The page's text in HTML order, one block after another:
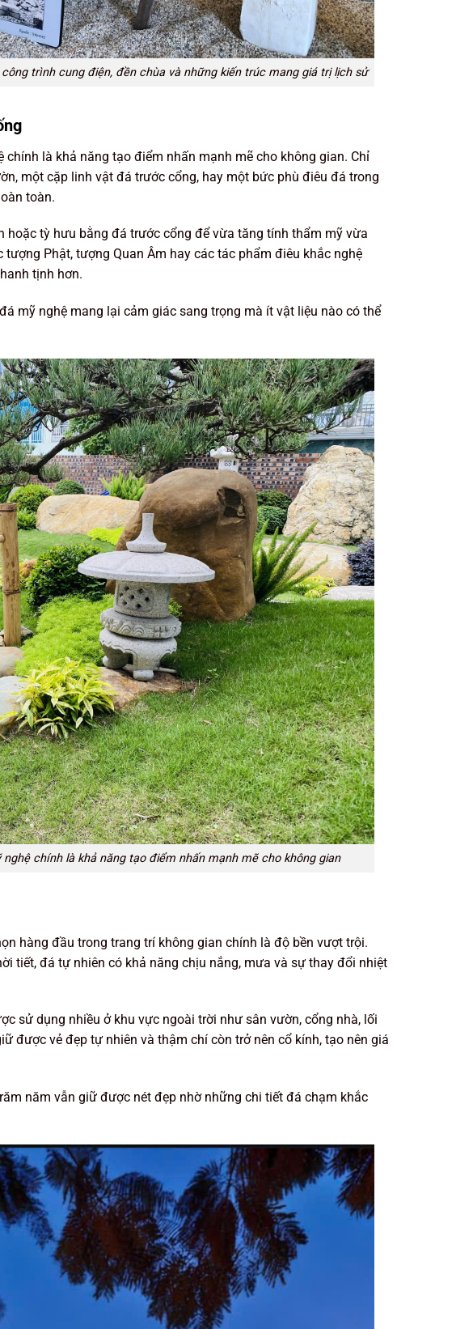
trình cung điện, đền chùa và những kiến trúc mang giá trị lịch sử
là khả năng tạo điểm nhấn mạnh mẽ cho không gian. Chỉ
một cặp linh vật đá trước cổng, hay một bức phù điêu đá trong
toàn.
hoặc tỳ hưu bằng đá trước cổng để vừa tăng tính thẩm mỹ vừa
Phật, tượng Quan Âm hay các tác phẩm điêu khắc nghệ
tịnh hơn.
mỹ nghệ mang lại cảm giác sang trọng mà ít vật liệu nào có thể
chính là khả năng tạo điểm nhấn mạnh mẽ cho không gian
hàng đầu trong trang trí không gian chính là độ bền vượt trội.
tiết, đá tự nhiên có khả năng chịu nắng, mưa và sự thay đổi nhiệt
sử dụng nhiều ở khu vực ngoài trời như sân vườn, cổng nhà, lối
được vẻ đẹp tự nhiên và thậm chí còn trở nên cổ kính, tạo nên giá
năm vẫn giữ được nét đẹp nhờ những chi tiết đá chạm khắc